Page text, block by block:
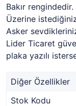
Bakır rengindedir.
Üzerine
Asker
Lider Ticaret
plaka yazılı
Diğer Özellikler
Stok Kodu